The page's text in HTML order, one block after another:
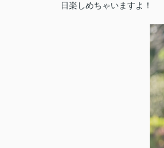
日楽しめちゃいますよ！